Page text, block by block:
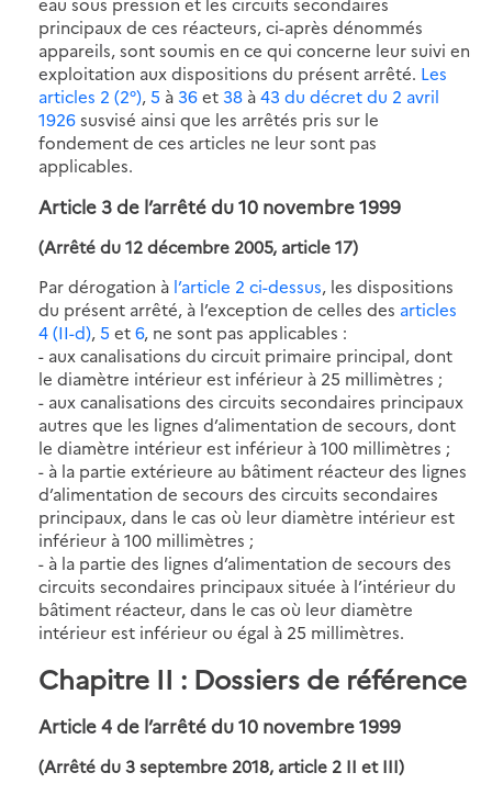
principaux de ces réacteurs, ci-après dénommés
appareils, sont soumis en ce qui concerne leur suivi en
exploitation aux dispositions du présent arrêté. Les
articles 2 (2°),5 à 36et 38 à43 du décret du 2 avril
1926susvisé ainsi que les arrêtés pris sur le
fondement de ces articles ne leur sont pas
applicables.
Article 3 de l’arrêté du 10 novembre 1999
(Arrêté du 12 décembre 2005, article 17)
Par dérogation à l’article 2 ci-dessus, les dispositions
du présent arrêté, à l’exception de celles des articles
4 (II-d),5 et6, ne sont pas applicables :
- aux canalisations du circuit primaire principal, dont
le diamètre intérieur est inférieur à 25 millimètres ;
- aux canalisations des circuits secondaires principaux
autres que les lignes d’alimentation de secours, dont
le diamètre intérieur est inférieur à 100 millimètres ;
- à la partie extérieure au bâtiment réacteur des lignes
d’alimentation de secours des circuits secondaires
principaux, dans le cas où leur diamètre intérieur est
inférieur à 100 millimètres ;
- à la partie des lignes d’alimentation de secours des
circuits secondaires principaux située à l’intérieur du
bâtiment réacteur, dans le cas où leur diamètre
intérieur est inférieur ou égal à 25 millimètres.
Chapitre II : Dossiers de référence
Article 4 de l’arrêté du 10 novembre 1999
(Arrêté du 3 septembre 2018, article 2 II et III)